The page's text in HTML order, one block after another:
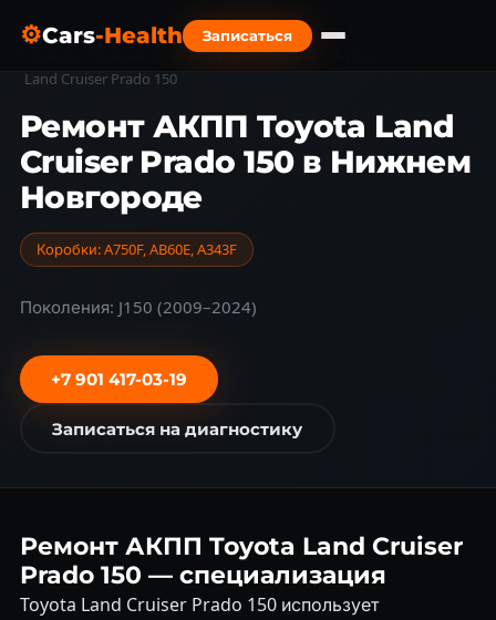
⚙Cars-Health Записаться
Нижний Новгород › Марки авто
Land Cruiser Prado 150
Ремонт АКПП Toyota Land
Cruiser Prado 150 в Нижнем
Новгороде
Коробки: A750F, AB60E, A343F
Поколения: J150 (2009–2024)
+7 901 417-03-19
Записаться на диагностику
Ремонт АКПП Toyota Land Cruiser
Prado 150 — специализация
Toyota Land Cruiser Prado 150 использует